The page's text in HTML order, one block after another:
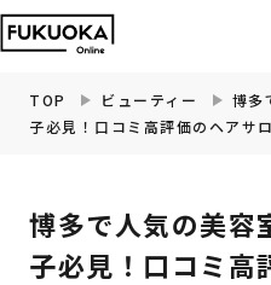
福岡の観光・お
TOP ビューティー
博多
子必見！口コミ高評価のヘアサ
博多で人気の美容
子必見！口コミ高